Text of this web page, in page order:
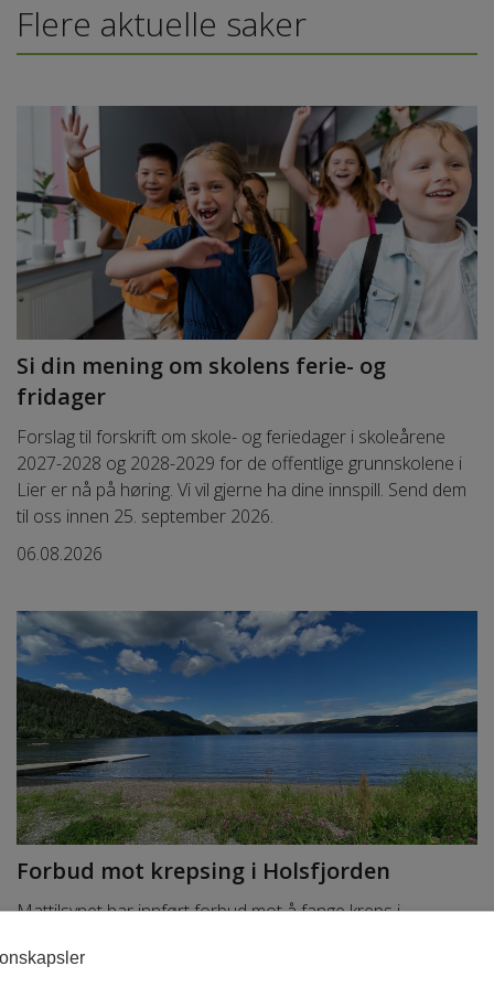
Flere aktuelle saker
Si din mening om skolens ferie- og
fridager
Forslag til forskrift om skole- og feriedager i skoleårene
2027-2028 og 2028-2029 for de offentlige grunnskolene i
Lier er nå på høring. Vi vil gjerne ha dine innspill. Send dem
til oss innen 25. september 2026.
06.08.2026
Forbud mot krepsing i Holsfjorden
Mattilsynet har innført forbud mot å fange kreps i
03.08.2026